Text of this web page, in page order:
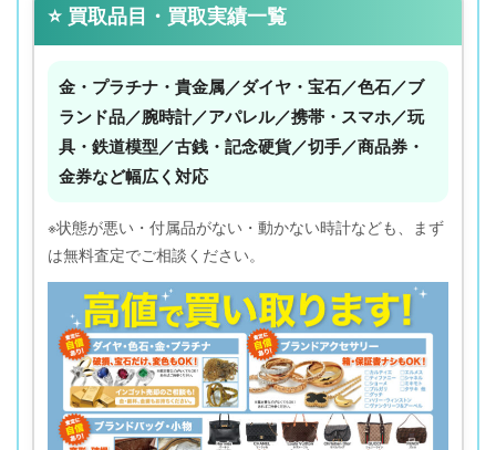
⭐ 買取品目・買取実績一覧
金・プラチナ・貴金属／ダイヤ・宝石／色石／ブ
ランド品／腕時計／アパレル／携帯・スマホ／玩
具・鉄道模型／古銭・記念硬貨／切手／商品券・
金券など幅広く対応
※状態が悪い・付属品がない・動かない時計なども、まず
は無料査定でご相談ください。